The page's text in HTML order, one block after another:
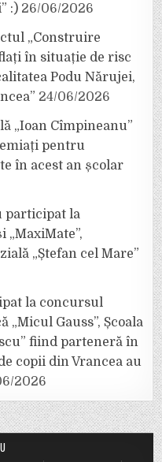
:) 26/06/2026
„Construire
în situație de risc
Podu Nărujei,
24/06/2026
„Ioan Cîmpineanu”
pentru
în acest an școlar
participat la
„Ștefan cel Mare”
la concursul
Gauss”, Școala
fiind parteneră în
copii din Vrancea au
2026